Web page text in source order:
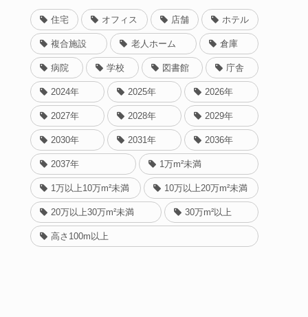
住宅 オフィス 店舗 ホテル
複合施設 老人ホーム 倉庫
病院 学校 図書館 庁舎
2024年 2025年 2026年
2027年 2028年 2029年
2030年 2031年 2036年
2037年 1万m²未満
1万以上10万m²未満 10万以上20万m²未満
20万以上30万m²未満 30万m²以上
高さ100m以上